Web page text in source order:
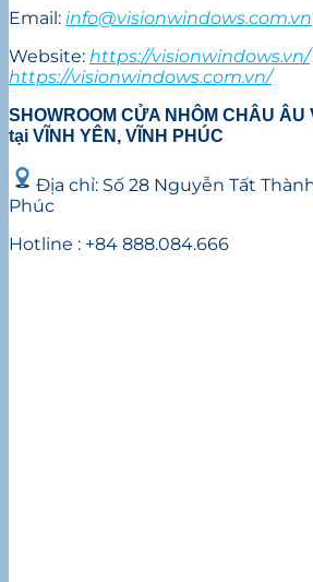
Email: info@visionwindows.com.vn
Website: https://visionwindows.vn/
https://visionwindows.com.vn/
SHOWROOM CỬA NHÔM CHÂU ÂU
tại VĨNH YÊN, VĨNH PHÚC
Địa chỉ: Số 28 Nguyễn Tất
Phúc
Hotline : +84 888.084.666